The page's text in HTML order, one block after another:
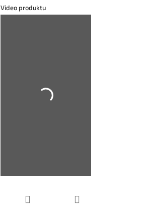
Video produktu